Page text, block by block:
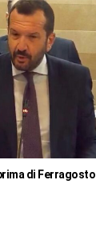
di Ferragosto